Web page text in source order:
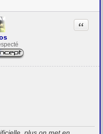
Citation